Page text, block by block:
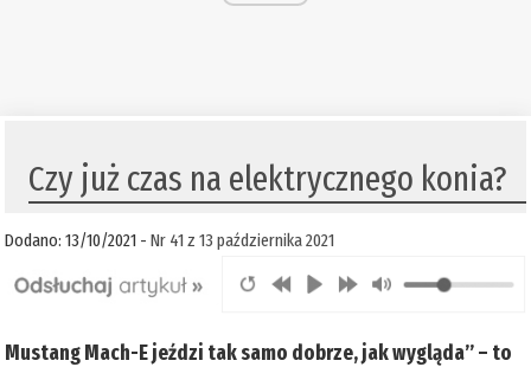
Czy już czas na elektrycznego konia?
Dodano: 13/10/2021 -Nr 41 z 13 października 2021
Mustang Mach-E jeździ tak samo dobrze, jak wygląda” – to